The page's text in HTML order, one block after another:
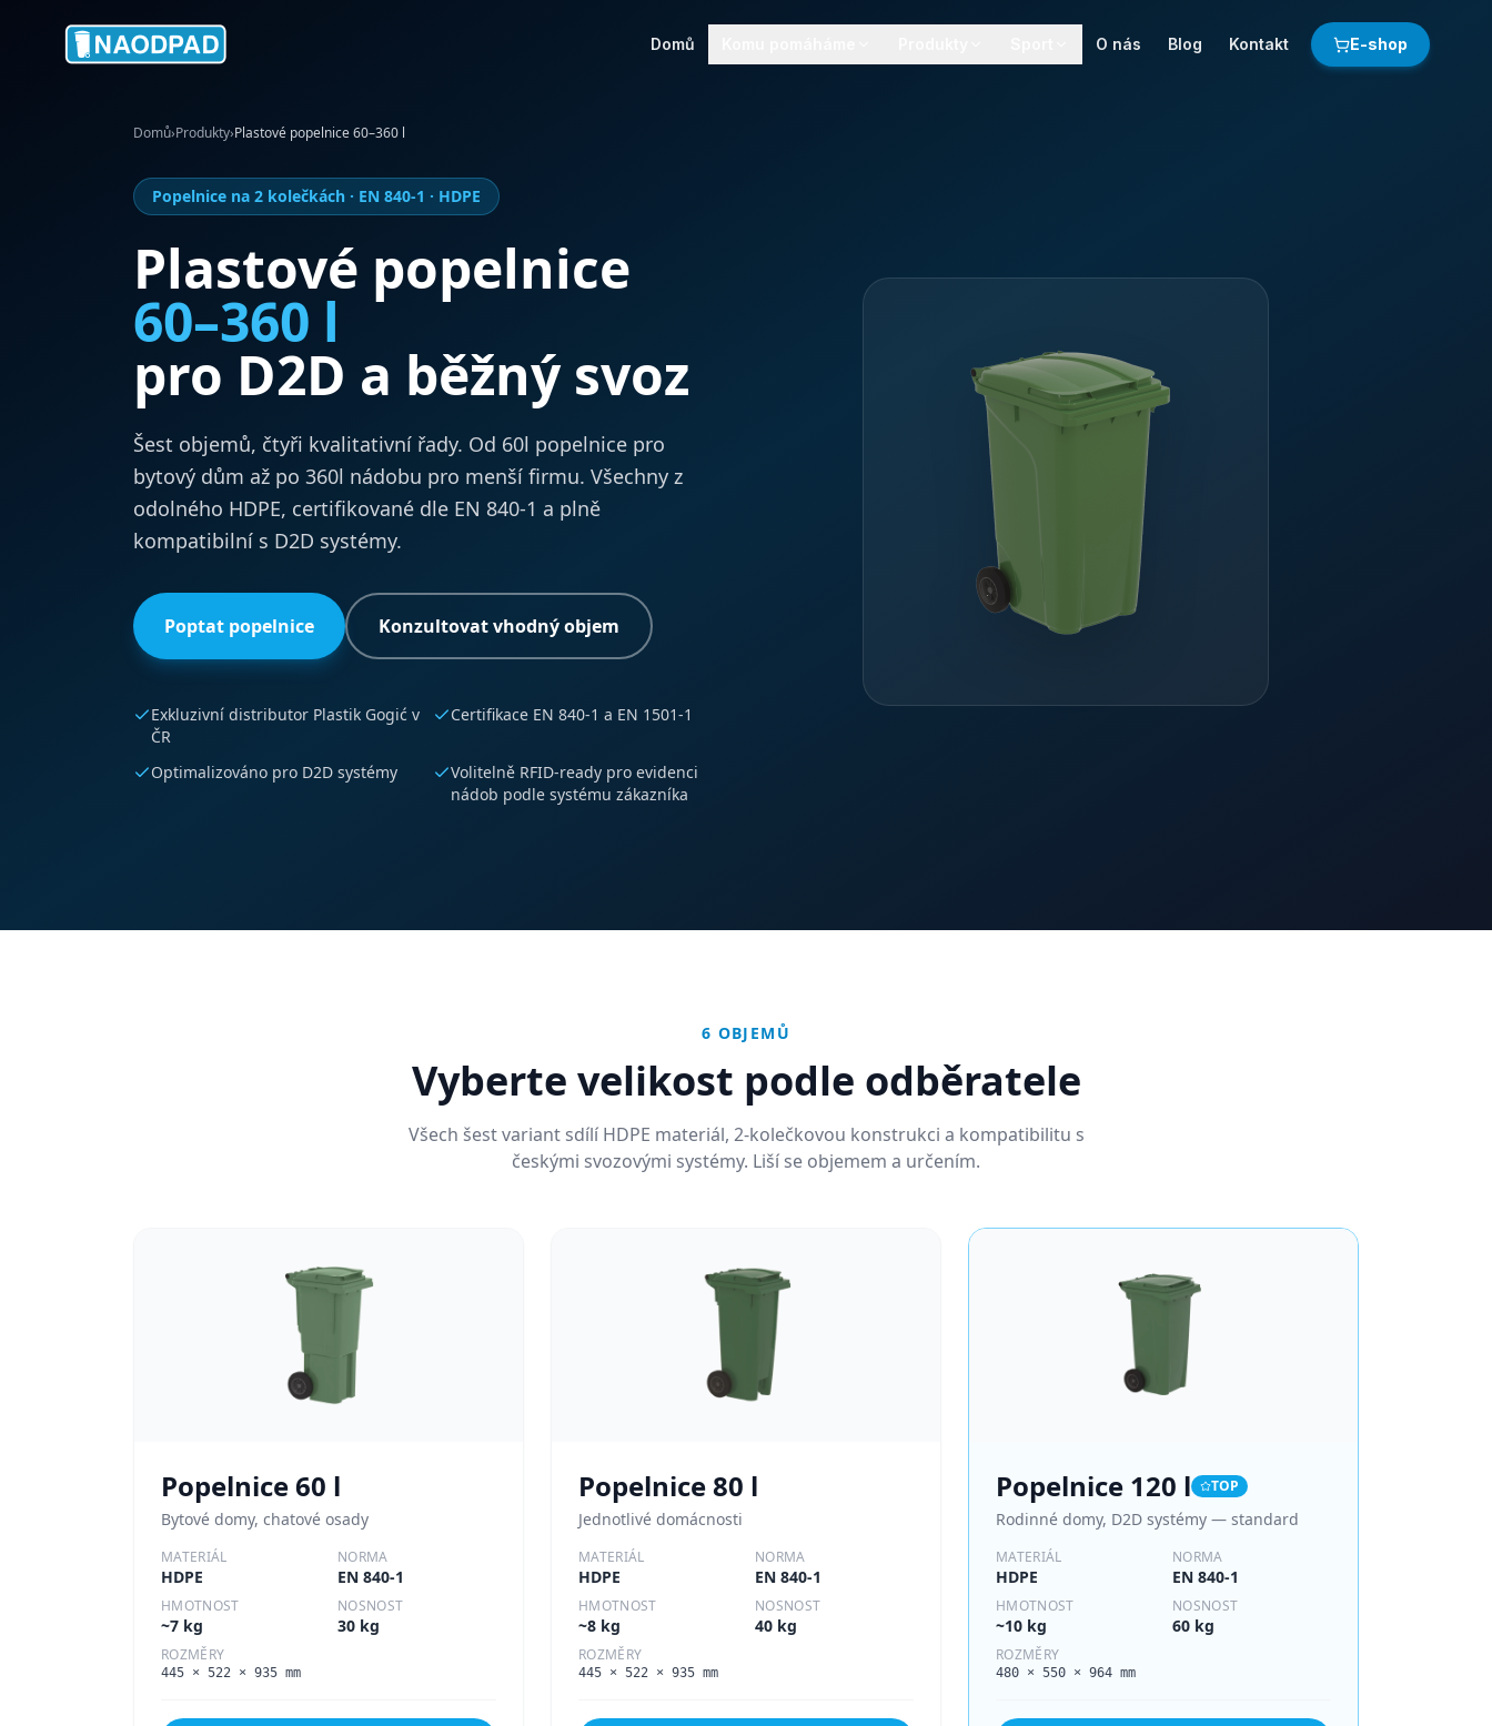
Domů O nás Blog Kontakt E-shop
Domů›Produkty›Plastové popelnice 60–360 l
Popelnice na 2 kolečkách · EN 840-1 · HDPE
Plastové popelnice
60–360 l
pro D2D a běžný svoz
Šest objemů, čtyři kvalitativní řady. Od 60l popelnice pro
bytový dům až po 360l nádobu pro menší firmu. Všechny z
odolného HDPE, certifikované dle EN 840-1 a plně
kompatibilní s D2D systémy.
Poptat popelnice Konzultovat vhodný objem
Exkluzivní distributor Plastik Gogić v
ČR
Certifikace EN 840-1 a EN 1501-1
Optimalizováno pro D2D systémy
Volitelně RFID-ready pro evidenci
nádob podle systému zákazníka
6 OBJEMŮ
Vyberte velikost podle odběratele
Všech šest variant sdílí HDPE materiál, 2-kolečkovou konstrukci a kompatibilitu s
českými svozovými systémy. Liší se objemem a určením.
Popelnice60 l
Bytové domy, chatové osady
MATERIÁL
HDPE
NORMA
EN 840-1
HMOTNOST
~7 kg
NOSNOST
30 kg
ROZMĚRY
445 × 522 × 935 mm
Popelnice80 l
Jednotlivé domácnosti
MATERIÁL
HDPE
NORMA
EN 840-1
HMOTNOST
~8 kg
NOSNOST
40 kg
ROZMĚRY
445 × 522 × 935 mm
Popelnice 120 l TOP
Rodinné domy, D2D systémy — standard
MATERIÁL
HDPE
NORMA
EN 840-1
HMOTNOST
~10 kg
NOSNOST
60 kg
ROZMĚRY
480 × 550 × 964 mm